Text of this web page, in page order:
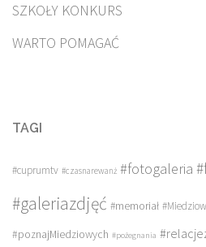
SZKOŁY KONKURS
WARTO POMAGAĆ
TAGI
#cuprumtv #czasnarewanż #fotogaleria
#galeriazdjęć #memoriał
#poznajMiedziowych #pożegnania